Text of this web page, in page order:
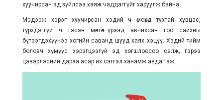
хуучирсан эд зүйлсээ хаяж чаддаггүйг харуулж байна.
Мэдээж хэрэг хуучирсан хэдий ч өмсөхөд тухтай хувцас,
түрхдэггүй ч гэсэн мөнгөө үрээд авчихсан гоо сайхны
бүтээгдэхүүнээ хогийн саванд шуудхаях хэцүү. Хэдий тийм
боловч хүмүүс хэрэгцээгүй эд хогшлоосоо салж, гэрээ
цэвэрлэсний дараа асар их сэтгэл ханамж авдаг аж.